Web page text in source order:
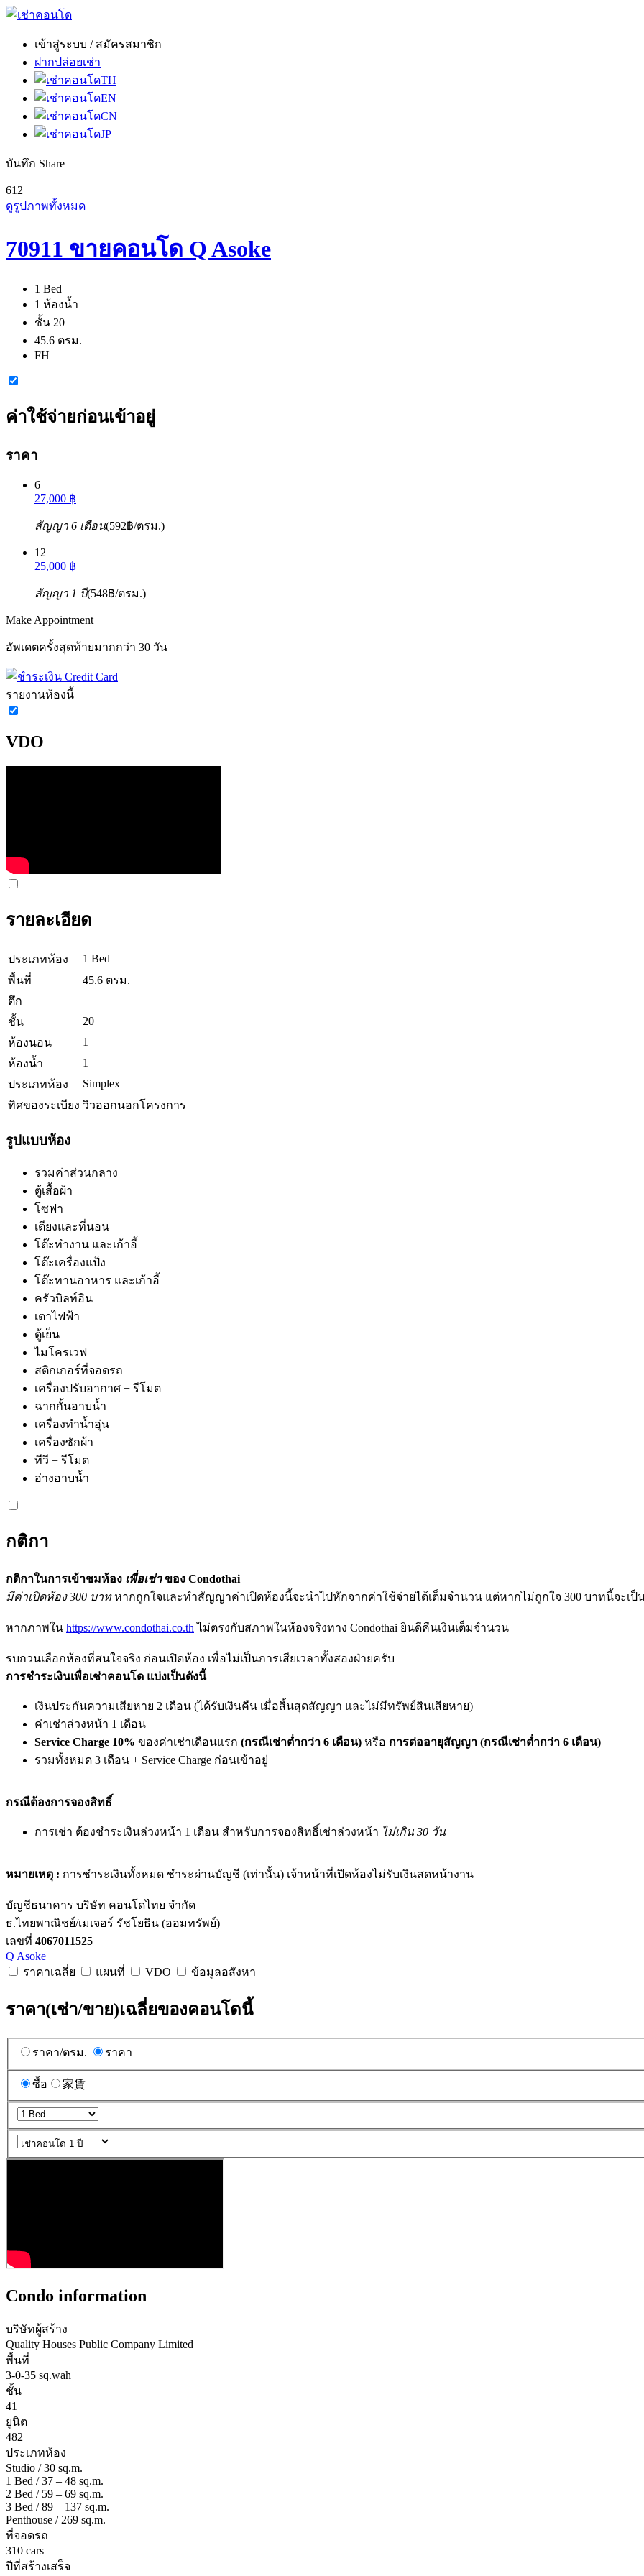
เข้าสู่ระบบ / สมัครสมาชิก
ฝากปล่อยเช่า
TH
EN
CN
JP
บันทึก Share
612
ดูรูปภาพทั้งหมด
70911 ขายคอนโด Q Asoke
1 Bed
1 ห้องน้ำ
ชั้น 20
45.6 ตรม.
FH
ค่าใช้จ่ายก่อนเข้าอยู่
ราคา
6
27,000 ฿
สัญญา 6 เดือน(592฿/ตรม.)
12
25,000 ฿
สัญญา 1 ปี(548฿/ตรม.)
Make Appointment
อัพเดตครั้งสุดท้ายมากกว่า 30 วัน
รายงานห้องนี้
VDO
รายละเอียด
ประเภทห้อง
1 Bed
พื้นที่
45.6 ตรม.
ตึก
ชั้น
20
ห้องนอน
1
ห้องน้ำ
1
ประเภทห้อง
Simplex
ทิศของระเบียง วิวออกนอกโครงการ
รูปแบบห้อง
รวมค่าส่วนกลาง
ตู้เสื้อผ้า
โซฟา
เตียงและที่นอน
โต๊ะทำงาน และเก้าอี้
โต๊ะเครื่องแป้ง
โต๊ะทานอาหาร และเก้าอี้
ครัวบิลท์อิน
เตาไฟฟ้า
ตู้เย็น
ไมโครเวฟ
สติกเกอร์ที่จอดรถ
เครื่องปรับอากาศ + รีโมต
ฉากกั้นอาบน้ำ
เครื่องทำน้ำอุ่น
เครื่องซักผ้า
ทีวี + รีโมต
อ่างอาบน้ำ
กติกา
กติกาในการเข้าชมห้อง เพื่อเช่าของ Condothai
มีค่าเปิดห้อง 300 บาทหากถูกใจและทำสัญญาค่าเปิดห้องนี้จะนำไปหักจากค่าใช้จ่ายได้เต็มจำนวน แต่หากไม่ถูกใจ 300 บาทนี้จะเป็
หากภาพใน https://www.condothai.co.th ไม่ตรงกับสภาพในห้องจริงทาง Condothai ยินดีคืนเงินเต็มจำนวน
รบกวนเลือกห้องที่สนใจจริง ก่อนเปิดห้อง เพื่อไม่เป็นการเสียเวลาทั้งสองฝ่ายครับ
การชำระเงินเพื่อเช่าคอนโด แบ่งเป็นดังนี้
เงินประกันความเสียหาย 2 เดือน (ได้รับเงินคืน เมื่อสิ้นสุดสัญญา และไม่มีทรัพย์สินเสียหาย)
ค่าเช่าล่วงหน้า 1 เดือน
Service Charge 10% ของค่าเช่าเดือนแรก (กรณีเช่าต่ำกว่า 6 เดือน) หรือ การต่ออายุสัญญา (กรณีเช่าต่ำกว่า 6 เดือน)
รวมทั้งหมด 3 เดือน + Service Charge ก่อนเข้าอยู่
กรณีต้องการจองสิทธิ์
การเช่า ต้องชำระเงินล่วงหน้า 1 เดือน สำหรับการจองสิทธิ์เช่าล่วงหน้า ไม่เกิน 30 วัน
หมายเหตุ : การชำระเงินทั้งหมด ชำระผ่านบัญชี (เท่านั้น) เจ้าหน้าที่เปิดห้องไม่รับเงินสดหน้างาน
บัญชีธนาคาร บริษัท คอนโดไทย จำกัด
ธ.ไทยพาณิชย์/เมเจอร์ รัชโยธิน (ออมทรัพย์)
เลขที่ 4067011525
Q Asoke
ราคาเฉลี่ย
แผนที่ VDO ข้อมูลอสังหา
ราคา(เช่า/ขาย)เฉลี่ยของคอนโดนี้
ราคา/ตรม. ราคา
ซื้อ 家賃
Condo information
บริษัทผู้สร้าง
Quality Houses Public Company Limited
พื้นที่
3-0-35 sq.wah
ชั้น
41
ยูนิต
482
ประเภทห้อง
Studio / 30 sq.m.
1 Bed / 37 – 48 sq.m.
2 Bed / 59 – 69 sq.m.
3 Bed / 89 – 137 sq.m.
Penthouse / 269 sq.m.
ที่จอดรถ
310 cars
ปีที่สร้างเสร็จ